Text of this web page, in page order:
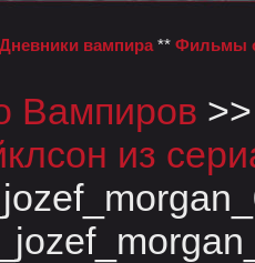
Дневники вампира ** Фильмы
Вампиров
из